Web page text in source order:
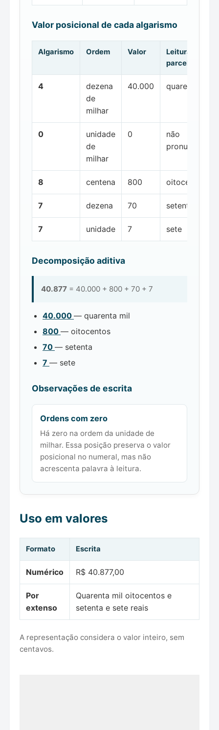
Valor posicional de cada algarismo
Algarismo Ordem Valor
Leitura da
parcela
4
dezena
de
milhar
40.000 quarenta mil
0
unidade
de
milhar
0
não
pronunciada
8 centena 800 oitocentos
7 dezena 70 setenta
7 unidade 7 sete
Decomposição aditiva
40.877 = 40.000 + 800 + 70 + 7
40.000 — quarenta mil
800 — oitocentos
70 — setenta
7 — sete
Observações de escrita
Ordens com zero
Há zero na ordem da unidade de
milhar. Essa posição preserva o valor
posicional no numeral, mas não
acrescenta palavra à leitura.
Uso em valores
Formato Escrita
Numérico R$ 40.877,00
Por
extenso
Quarenta mil oitocentos e
setenta e sete reais
A representação considera o valor inteiro, sem
centavos.